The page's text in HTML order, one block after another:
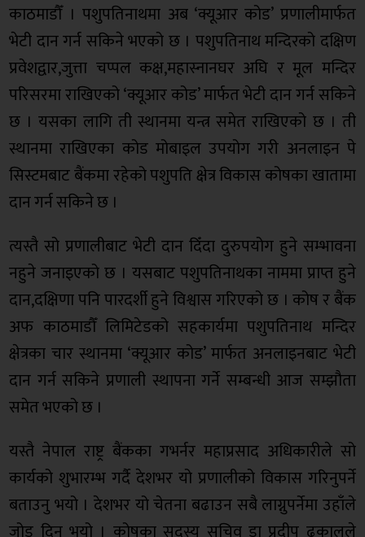
काठमाडौँ । पशुपतिनाथमा अब ‘क्यूआर कोड’ प्रणालीमार्फत
भेटी दान गर्न सकिने भएको छ । पशुपतिनाथ मन्दिरको दक्षिण
प्रवेशद्वार,जुत्ता चप्पल कक्ष,महास्नानघर अघि र मूल मन्दिर
परिसरमा राखिएको ‘क्यूआर कोड’ मार्फत भेटी दान गर्न सकिने
छ । यसका लागि ती स्थानमा यन्त्र समेत राखिएको छ । ती
स्थानमा राखिएका कोड मोबाइल उपयोग गरी अनलाइन पे
सिस्टमबाट बैंकमा रहेको पशुपति क्षेत्र विकास कोषका खातामा
दान गर्न सकिने छ ।
त्यस्तै सो प्रणालीबाट भेटी दान दिँदा दुरुपयोग हुने सम्भावना
नहुने जनाइएको छ । यसबाट पशुपतिनाथका नाममा प्राप्त हुने
दान,दक्षिणा पनि पारदर्शी हुने विश्वास गरिएको छ । कोष र बैंक
अफ काठमाडौँ लिमिटेडको सहकार्यमा पशुपतिनाथ मन्दिर
क्षेत्रका चार स्थानमा ‘क्यूआर कोड’ मार्फत अनलाइनबाट भेटी
दान गर्न सकिने प्रणाली स्थापना गर्ने सम्बन्धी आज सम्झौता
समेत भएको छ ।
यस्तै नेपाल राष्ट्र बैंकका गभर्नर महाप्रसाद अधिकारीले सो
कार्यको शुभारम्भ गर्दै देशभर यो प्रणालीको विकास गरिनुपर्ने
बताउनु भयो । देशभर यो चेतना बढाउन सबै लाग्नुपर्नेमा उहाँले